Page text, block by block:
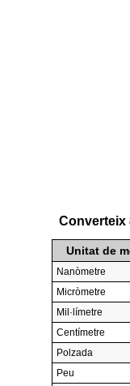
Converteix
Unitat de
Nanòmetre
Micròmetre
Mil·límetre
Centímetre
Polzada
Peu